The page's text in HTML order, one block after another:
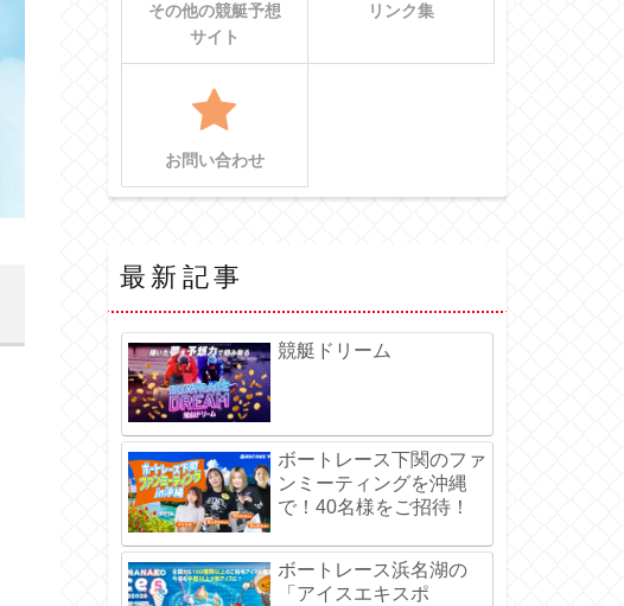
その他の競艇予想
サイト
リンク集
お問い合わせ
最新記事
競艇ドリーム
ボートレース下関のファ
ンミーティングを沖縄
で！40名様をご招待！
ボートレース浜名湖の
「アイスエキスポ